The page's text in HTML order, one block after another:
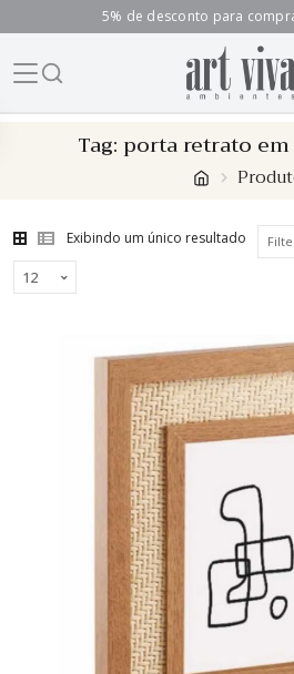
5% de desconto para
Tag: porta retrato
Exibindo um único resultado